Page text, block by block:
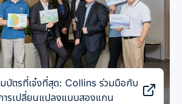
บัตรที่เจ๋งที่สุด: Collins ร่วมมือกับ
ารเปลี่ยนแปลงแบบสองแกน